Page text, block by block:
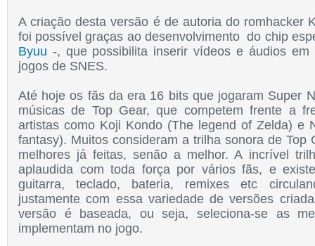
A criação desta versão é de autoria do romhacker
foi possível graças ao desenvolvimento do chip
Byuu -, que possibilita inserir vídeos e áudios em
jogos de SNES.
Até hoje os fãs da era 16 bits que jogaram Super
músicas de Top Gear, que competem frente a
artistas como Koji Kondo (The legend of Zelda) e
fantasy). Muitos consideram a trilha sonora de Top
melhores já feitas, senão a melhor. A incrível
aplaudida com toda força por vários fãs, e
guitarra, teclado, bateria, remixes etc
justamente com essa variedade de versões
versão é baseada, ou seja, seleciona-se as
implementam no jogo.